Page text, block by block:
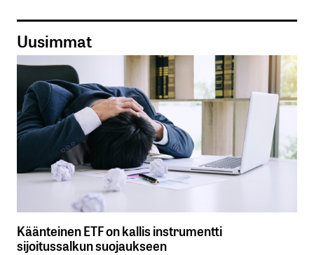
Uusimmat
Käänteinen ETF on kallis instrumentti
sijoitussalkun suojaukseen